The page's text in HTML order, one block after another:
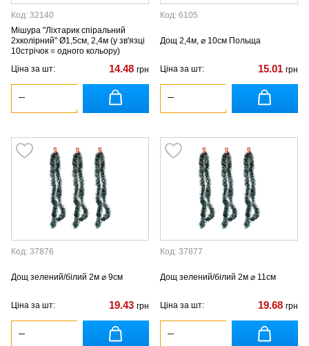
Код: 32140
Мішура "Ліхтарик спіральний
2хколірний" Ø1,5см, 2,4м (у зв'язці
10стрічок = одного кольору)
Ціна за шт:
14.48 грн
Код: 6105
Дощ 2,4м, ⌀ 10см Польща
Ціна за шт: 15.01 грн
Код: 37876
Дощ зелений/білий 2м ⌀ 9см
Ціна за шт: 19.43 грн
Код: 37877
Дощ зелений/білий 2м ⌀ 11см
Ціна за шт: 19.68 грн